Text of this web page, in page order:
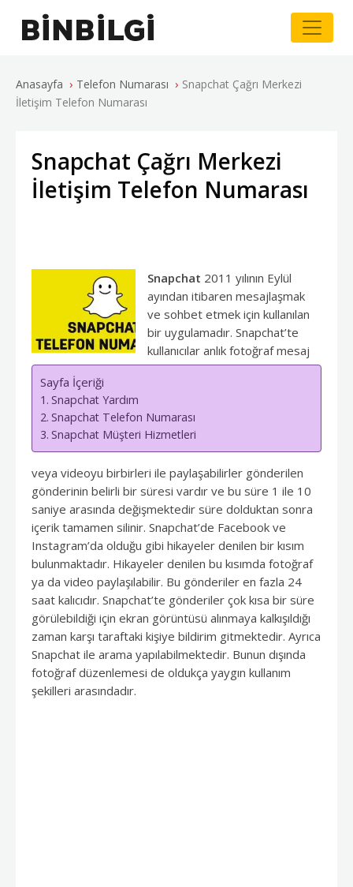
Anasayfa › Telefon Numarası › Snapchat Çağrı Merkezi
İletişim Telefon Numarası
Snapchat Çağrı Merkezi
İletişim Telefon Numarası
Sayfa İçeriği
Snapchat Yardım
Snapchat Telefon Numarası
Snapchat Müşteri Hizmetleri
Snapchat 2011 yılının Eylül
ayından itibaren mesajlaşmak
ve sohbet etmek için kullanılan
bir uygulamadır. Snapchat’te
kullanıcılar anlık fotoğraf mesaj
veya videoyu birbirleri ile paylaşabilirler gönderilen
gönderinin belirli bir süresi vardır ve bu süre 1 ile 10
saniye arasında değişmektedir süre dolduktan sonra
içerik tamamen silinir. Snapchat’de Facebook ve
Instagram’da olduğu gibi hikayeler denilen bir kısım
bulunmaktadır. Hikayeler denilen bu kısımda fotoğraf
ya da video paylaşılabilir. Bu gönderiler en fazla 24
saat kalıcıdır. Snapchat’te gönderiler çok kısa bir süre
görülebildiği için ekran görüntüsü alınmaya kalkışıldığı
zaman karşı taraftaki kişiye bildirim gitmektedir. Ayrıca
Snapchat ile arama yapılabilmektedir. Bunun dışında
fotoğraf düzenlemesi de oldukça yaygın kullanım
şekilleri arasındadır.